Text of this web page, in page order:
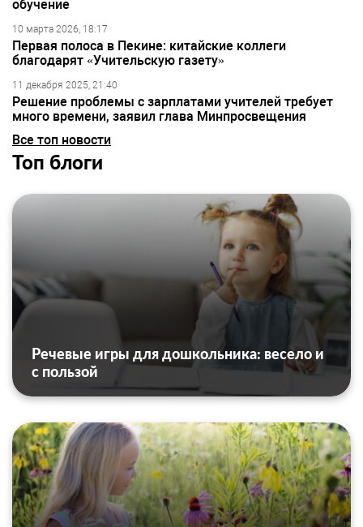
обучение
10 марта 2026, 18:17
Первая полоса в Пекине: китайские коллеги
благодарят «Учительскую газету»
11 декабря 2025, 21:40
Решение проблемы с зарплатами учителей требует
много времени, заявил глава Минпросвещения
Все топ новости
Топ блоги
Речевые игры для дошкольника: весело и
с пользой